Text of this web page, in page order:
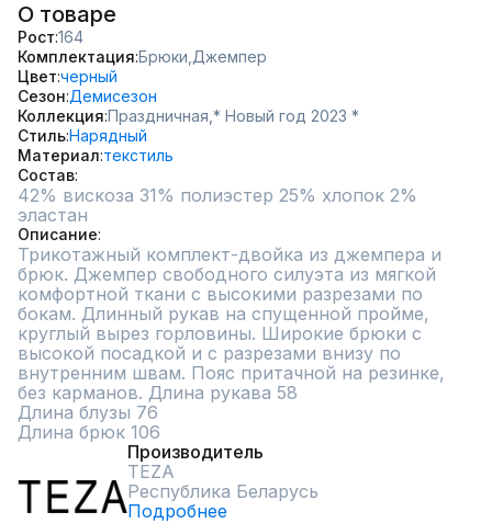
О товаре
Рост 164
Комплектация Брюки, Джемпер
Цвет черный
Сезон Демисезон
Коллекция Праздничная, * Новый год 2023 *
СтильНарядный
Материал текстиль
Состав
42% вискоза 31% полиэстер 25% хлопок 2%
эластан
Описание
Трикотажный комплект-двойка из джемпера и
брюк. Джемпер свободного силуэта из мягкой
комфортной ткани с высокими разрезами по
бокам. Длинный рукав на спущенной пройме,
круглый вырез горловины. Широкие брюки с
высокой посадкой и с разрезами внизу по
внутренним швам. Пояс притачной на резинке,
без карманов. Длина рукава 58
Длина блузы 76
Длина брюк 106
Производитель
TEZA
Республика Беларусь
Подробнее